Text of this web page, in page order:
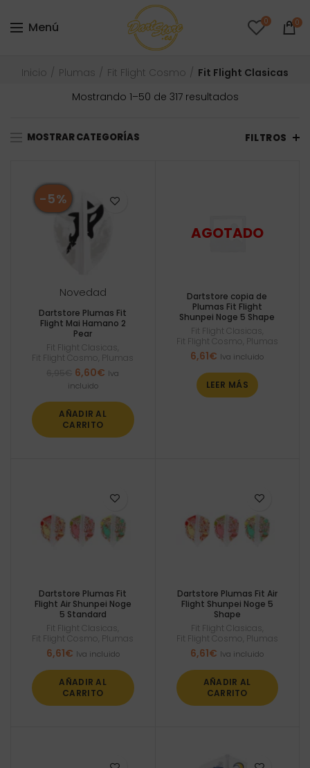
Menú 0 0
Inicio Plumas Fit Flight Cosmo
Fit Flight Clasicas
Mostrando 1–50 de 317 resultadosOrdenado
bajo
MOSTRAR CATEGORÍAS FILTROS
-5%
Novedad
Dartstore Plumas Fit
Flight Mai Hamano 2
Pear
Fit Flight Clasicas
Fit Flight Cosmo Plumas
El
precio
era:
6,95€.
6,60€ El
6,60€.
Iva
incluido
AÑADIR AL
CARRITO
Dartstore copia de
Plumas Fit Flight
Shunpei Noge 5 Shape
Fit Flight Clasicas
Fit Flight Cosmo Plumas
6,61€ Iva incluido
LEER MÁS
Dartstore Plumas Fit
Flight Air Shunpei Noge
5 Standard
Fit Flight Clasicas
Fit Flight Cosmo Plumas
6,61€ Iva incluido
AÑADIR AL
CARRITO
Dartstore Plumas Fit Air
Flight Shunpei Noge 5
Shape
Fit Flight Clasicas
Fit Flight Cosmo Plumas
6,61€ Iva incluido
AÑADIR AL
CARRITO